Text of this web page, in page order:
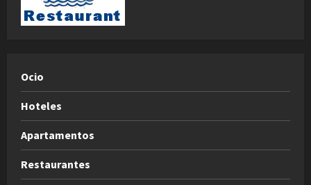
Ocio
Hoteles
Apartamentos
Restaurantes